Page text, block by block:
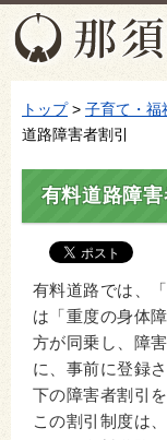
トップ> 子育て・福
道路障害者割引
有料道路障害
有料道路では、
は「重度の身体
方が同乗し、障
に、事前に登録
下の障害者割引
この割引制度は